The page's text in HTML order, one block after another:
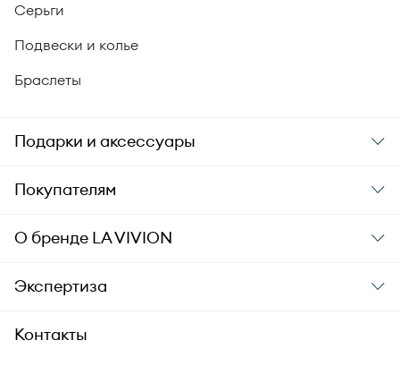
Серьги
Подвески и колье
Браслеты
Подарки и аксессуары
Подарки
Уход за украшениями
Аксессуары
Покупателям
Заказ и оплата
Гарантия подлинности
Комплект документов
О бренде LA VIVION
О компании
Экспертиза
Академия LA VIVION
Контакты